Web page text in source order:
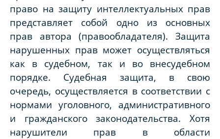
право на защиту интеллектуальных прав
представляет собой одно из основных
прав автора (правообладателя). Защита
нарушенных прав может осуществляться
как в судебном, так и во внесудебном
порядке. Судебная защита, в свою
очередь, осуществляется в соответствии с
нормами уголовного, административного
и гражданского законодательства. Хотя
нарушители прав в области